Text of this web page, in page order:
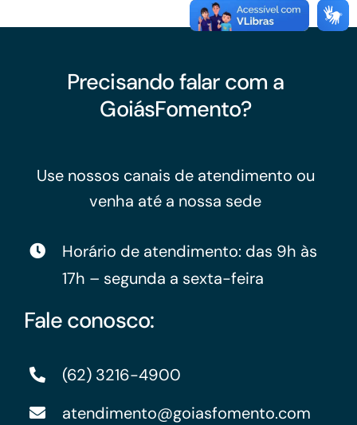
Precisando falar com a
GoiásFomento?
Use nossos canais de atendimento ou
venha até a nossa sede
Horário de atendimento: das 9h às
17h – segunda a sexta-feira
Fale conosco:
(62) 3216-4900
atendimento@goiasfomento.com